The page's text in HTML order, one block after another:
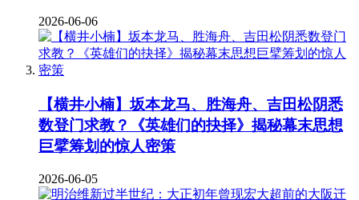
2026-06-06
【横井小楠】坂本龙马、胜海舟、吉田松阴悉
数登门求教？《英雄们的抉择》揭秘幕末思想
巨擘筹划的惊人密策
2026-06-05